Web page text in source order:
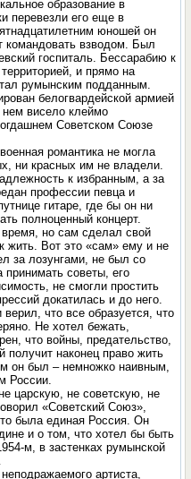
образование в
перевезли его еще в
юношей он
командовать взводом. Был
госпиталь. Бессарабию к
и прямо на
румынским подданным.
белогвардейской армией
висело клеймо
Советском Союзе
романтика не могла
ни красных им не владели.
к избранным, а за
профессии певца и
гитаре, где бы он ни
полноценный концерт.
но сам сделал свой
жить. Вот это «сам» ему и не
за лозунгами, не был со
советы, его
не смогли простить
докатилась и до него.
что все образуется, что
Не хотел бежать,
что войны, предательство,
получит наконец право жить
он был – немножко наивным,
России.
царскую, не советскую, не
«Советский Союз»,
была единая Россия. Он
и о том, что хотел бы быть
м, в застенках румынской
артиста,